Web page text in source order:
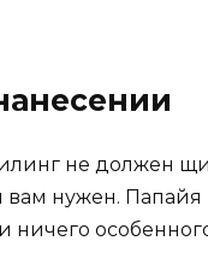
не должен
вам нужен.
ничего